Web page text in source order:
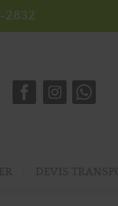
2832